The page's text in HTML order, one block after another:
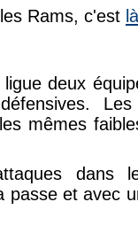
Rams, c'est là
deux
mêmes
dans
passe et avec